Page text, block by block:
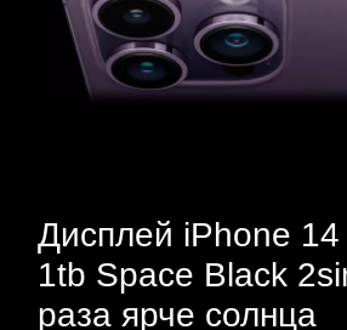
Дисплей iPhone
1tb Space Black
раза ярче солнца